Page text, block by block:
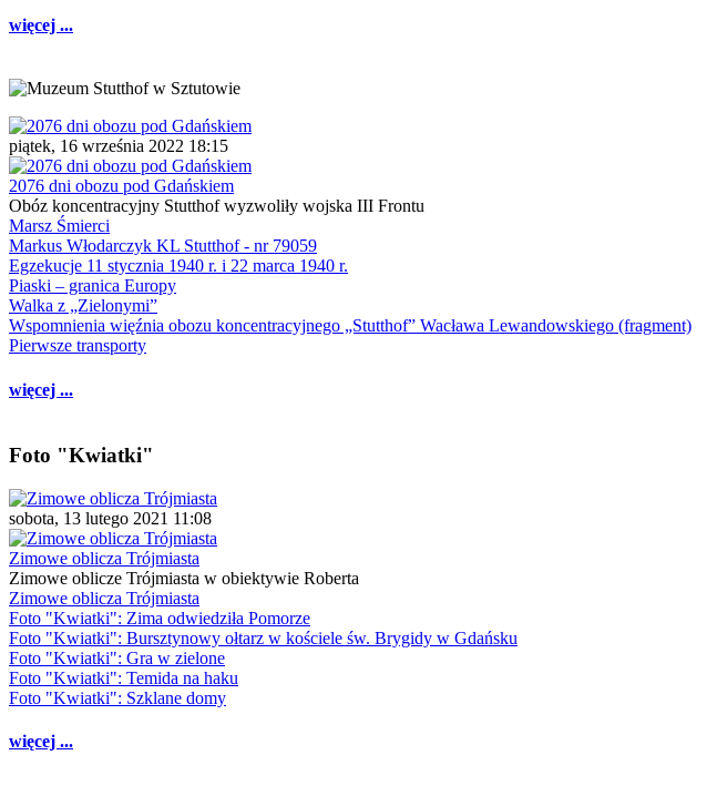
więcej ...
piątek, 16 września 2022 18:15
2076 dni obozu pod Gdańskiem
Obóz koncentracyjny Stutthof wyzwoliły wojska III Frontu
Marsz Śmierci
Markus Włodarczyk KL Stutthof - nr 79059
Egzekucje 11 stycznia 1940 r. i 22 marca 1940 r.
Piaski – granica Europy
Walka z „Zielonymi”
Wspomnienia więźnia obozu koncentracyjnego „Stutthof” Wacława Lewandowskiego (fragment)
Pierwsze transporty
więcej ...
Foto "Kwiatki"
sobota, 13 lutego 2021 11:08
Zimowe oblicza Trójmiasta
Zimowe oblicze Trójmiasta w obiektywie Roberta
Zimowe oblicza Trójmiasta
Foto "Kwiatki": Zima odwiedziła Pomorze
Foto "Kwiatki": Bursztynowy ołtarz w kościele św. Brygidy w Gdańsku
Foto "Kwiatki": Gra w zielone
Foto "Kwiatki": Temida na haku
Foto "Kwiatki": Szklane domy
więcej ...